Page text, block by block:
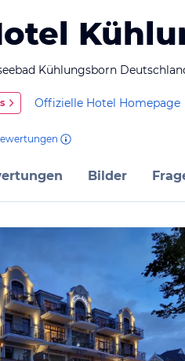
Kühlungsborn
Offizielle Hotel Homepage
Bilder